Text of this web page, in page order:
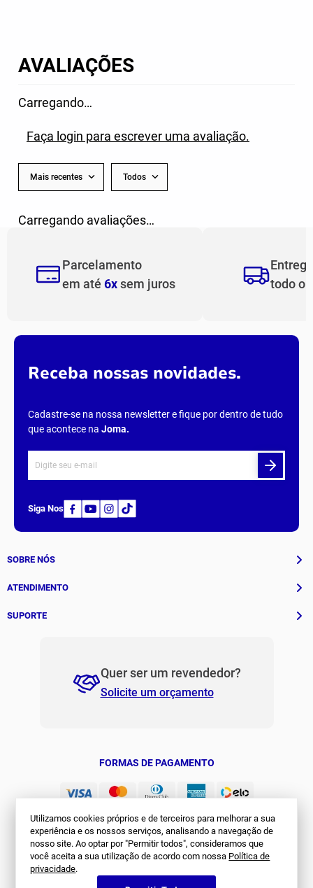
Utilizamos cookies próprios e de terceiros para melhorar a sua
experiência e os nossos serviços, analisando a navegação de
nosso site. Ao optar por "Permitir todos", consideramos que
você aceita a sua utilização de acordo com nossa Política de
privacidade.
AVALIAÇÕES
Carregando…
Faça login para escrever uma avaliação.
Mais recentes Todos
Carregando avaliações…
Parcelamento
em até 6xsem juros
todo o
Receba nossas novidades.
Cadastre-se na nossa newsletter e fique por dentro de tudo
que acontece na Joma.
Siga Nos
SOBRE NÓS
História
Patrocinados
ATENDIMENTO
Whatsapp
contato@jomabr.com.br
SUPORTE
Regulamento Joma Club
Quer ser um revendedor?
Solicite um orçamento
FORMAS DE PAGAMENTO